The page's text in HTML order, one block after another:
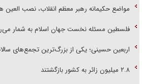
مواضع حکیمانه رهبر معظم انقلاب، نصب العین
فلسطین مسئله نخست جهان اسلام به شمار
اربعین حسینی؛ یکی از بزرگ‌ترین تجمع‌های
۲.۸ میلیون زائر به کشور بازگشتند